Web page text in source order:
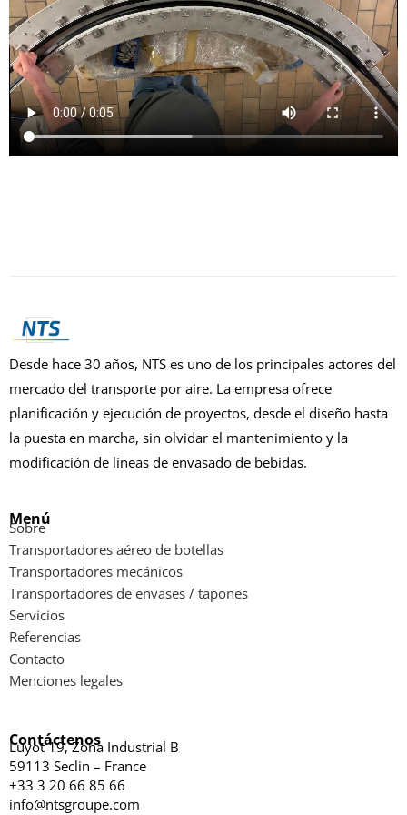
Desde hace 30 años, NTS es uno de los principales actores del
mercado del transporte por aire. La empresa ofrece
planificación y ejecución de proyectos, desde el diseño hasta
la puesta en marcha, sin olvidar el mantenimiento y la
modificación de líneas de envasado de bebidas.
Menú
Sobre
Transportadores aéreo de botellas
Transportadores mecánicos
Transportadores de envases / tapones
Servicios
Referencias
Contacto
Menciones legales
Contáctenos
Luyot 19, Zona Industrial B
59113 Seclin – France
+33 3 20 66 85 66
info@ntsgroupe.com